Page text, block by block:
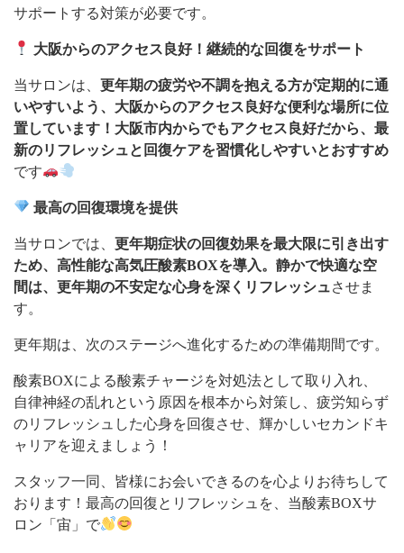
サポートする対策が必要です。
大阪からのアクセス良好！継続的な回復をサポート
当サロンは、 更年期の疲労や不調を抱える方が定期的に通
いやすいよう、大阪からのアクセス良好な便利な場所に位
置しています！大阪市内からでもアクセス良好だから、最
新のリフレッシュと回復ケアを習慣化しやすいとおすすめ
です
最高の回復環境を提供
当サロンでは、 更年期症状の回復効果を最大限に引き出す
ため、高性能な高気圧酸素BOXを導入。静かで快適な空
間は、更年期の不安定な心身を深くリフレッシュさせま
す。
更年期は、次のステージへ進化するための準備期間です。
酸素BOXによる酸素チャージを対処法として取り入れ、
自律神経の乱れという原因を根本から対策し、疲労知らず
のリフレッシュした心身を回復させ、輝かしいセカンドキ
ャリアを迎えましょう！
スタッフ一同、皆様にお会いできるのを心よりお待ちして
おります！最高の回復とリフレッシュを、当酸素BOXサ
ロン「宙」で